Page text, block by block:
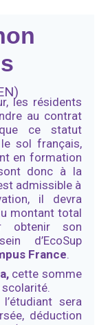
les résidents
au contrat
que ce statut
sol français,
en formation
donc à la
admissible à
il devra
montant total
obtenir son
d’EcoSup
France.
cette somme
sera
déduction